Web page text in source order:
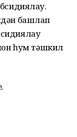
башлап
һум тәшкил